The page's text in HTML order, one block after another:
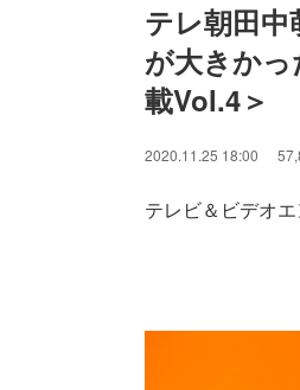
テレ朝田
が大きか
載Vol.4＞
2020.11.25 18:00
テレビ＆ビデオ